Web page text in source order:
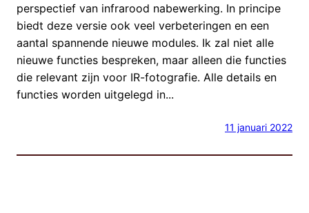
perspectief van infrarood nabewerking. In principe
biedt deze versie ook veel verbeteringen en een
aantal spannende nieuwe modules. Ik zal niet alle
nieuwe functies bespreken, maar alleen die functies
die relevant zijn voor IR-fotografie. Alle details en
functies worden uitgelegd in...
11 januari 2022